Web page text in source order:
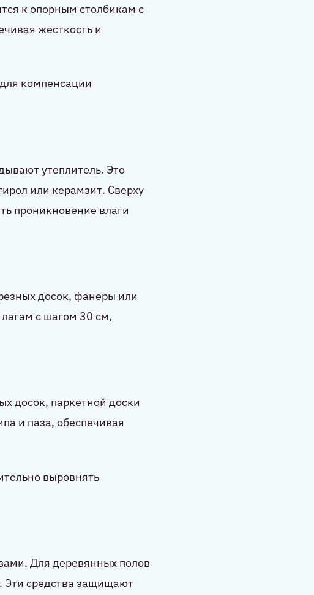
к опорным столбикам с
жесткость и
компенсации
утеплитель. Это
или керамзит. Сверху
проникновение влаги
досок, фанеры или
с шагом 30 см,
досок, паркетной доски
и паза, обеспечивая
выровнять
Для деревянных полов
Эти средства защищают